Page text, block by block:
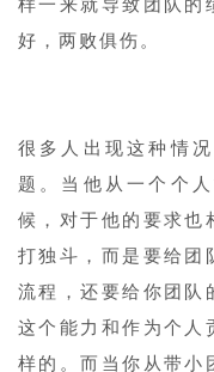
样一来就导致团队的
好，两败俱伤。
很多人出现这种情
题。当他从一个个
候，对于他的要求也
打独斗，而是要给团
流程，还要给你团队
这个能力和作为个人
样的。而当你从带小